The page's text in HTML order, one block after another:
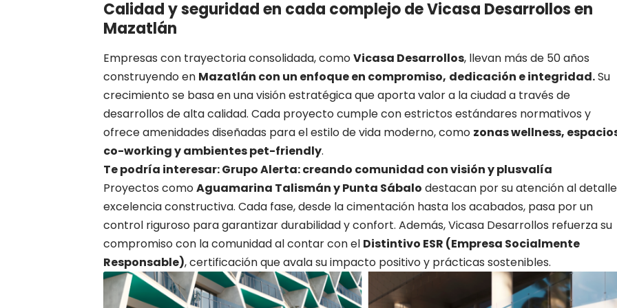
Calidad y seguridad en cada complejo de Vicasa Desarrollos en
Mazatlán
Empresas con trayectoria consolidada, comoVicasa Desarrollos, llevan más de 50 años
construyendo en Mazatlán con un enfoque en compromiso, dedicación e integridad.Su
crecimiento se basa en una visión estratégica que aporta valor a la ciudad a través de
desarrollos de alta calidad. Cada proyecto cumple con estrictos estándares normativos y
ofrece amenidades diseñadas para el estilo de vida moderno, como zonas wellness,
co-working y ambientes pet-friendly.
Te podría interesar: Grupo Alerta: creando comunidad con visión y plusvalía
Proyectos comoAguamarina Talismán y Punta Sábalo destacan por su atención al
excelencia constructiva. Cada fase, desde la cimentación hasta los acabados, pasa por un
control riguroso para garantizar durabilidad y confort. Además, Vicasa Desarrollos refuerza su
compromiso con la comunidad al contar con el Distintivo ESR (Empresa Socialmente
Responsable), certificación que avala su impacto positivo y prácticas sostenibles.